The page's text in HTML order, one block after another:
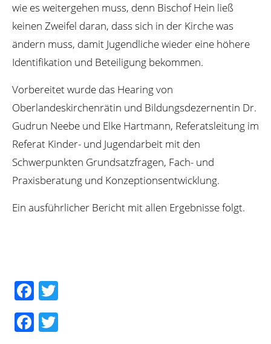
wie es weitergehen muss, denn Bischof Hein ließ
keinen Zweifel daran, dass sich in der Kirche was
ändern muss, damit Jugendliche wieder eine höhere
Identifikation und Beteiligung bekommen.
Vorbereitet wurde das Hearing von
Oberlandeskirchenrätin und Bildungsdezernentin Dr.
Gudrun Neebe und Elke Hartmann, Referatsleitung im
Referat Kinder- und Jugendarbeit mit den
Schwerpunkten Grundsatzfragen, Fach- und
Praxisberatung und Konzeptionsentwicklung.
Ein ausführlicher Bericht mit allen Ergebnisse folgt.
Facebook
Facebook